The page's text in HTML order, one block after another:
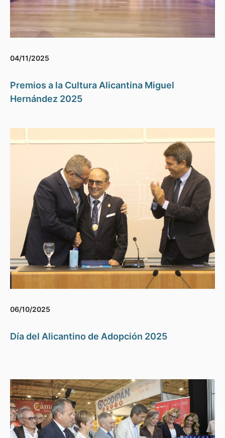
04/11/2025
Premios a la Cultura Alicantina Miguel
Hernández 2025
06/10/2025
Día del Alicantino de Adopción 2025